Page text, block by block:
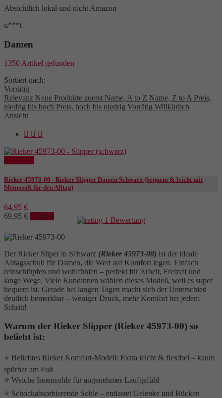
Absichtlich lokal und nicht Amazon
u***t
Damen
1350 Artikel gefunden
Sortiert nach:
Vorrätig
Relevanz Neue Produkte zuerst Name, A to Z Name, Z to A Preis,
niedrig bis hoch Preis, hoch bis niedrig Vorrätig Willkürlich
Ansicht
  
Rieker 45973-00 - Rieker Slipper Damen Schwarz (bequem & leicht mit
Memosoft für den Alltag)
64,95 €
69,95 € - 5,00 € 1 Bewertung
Der Rieker Sliper in Schwarz (Rieker 45973-00) ist der ideale
Alltagsschuh für Damen, die Wert auf Komfort legen. Einfach
reinschlüpfen und wohlfühlen – perfekt für Arbeit, Freizeit und
lange Wege. Viele Kundinnen wählen dieses Modell, weil es super
bequem ist. Gerade bei langen Tagen macht sich der Unterschied
deutlich bemerkbar – weniger Druck, mehr Komfort bei jedem
Schritt!
Warum der Rieker Slipper (Rieker 45973-00) so
beliebt ist:
⭐ Beliebtes Rieker Komfort-Modell: Extra leicht & flexibel – kaum
spürbar am Fuß
⭐ Weiche Innensohle für angenehmes Laufgefühl
⭐ Schockabsorbierende Sohle – entlastet Gelenke und Rücken